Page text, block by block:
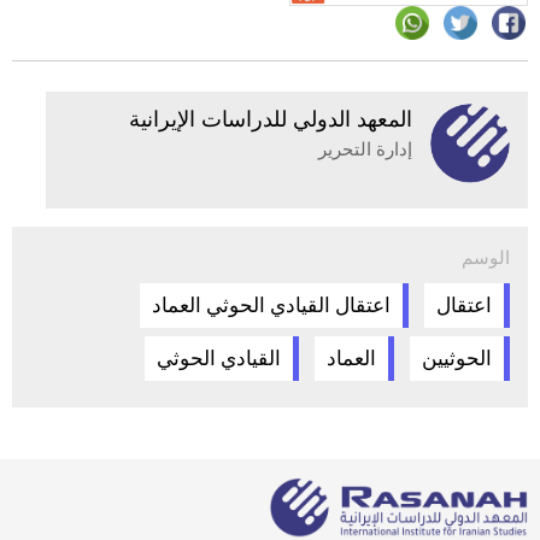
المعهد الدولي للدراسات الإيرانية
إدارة التحرير
الوسم
اعتقال اعتقال القيادي الحوثي العماد
الحوثيين العماد القيادي الحوثي